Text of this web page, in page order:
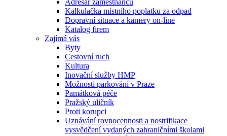
Adresář zaměstnanců
Kalkulačka místního poplatku za odpad
Dopravní situace a kamery on-line
Katalog firem
Zajímá vás
Byty
Cestovní ruch
Kultura
Inovační služby HMP
Možnosti parkování v Praze
Památková péče
Pražský uličník
Proti korupci
Uznávání rovnocennosti a nostrifikace
vysvědčení vydaných zahraničními školami